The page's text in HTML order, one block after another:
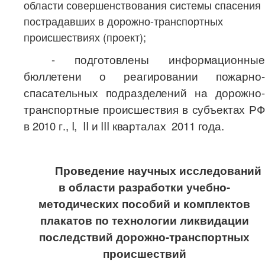
области совершенствования системы спасения
пострадавших в дорожно-транспортных
происшествиях (проект);
- подготовлены информационные
бюллетени о реагировании пожарно-
спасательных подразделений на дорожно-
транспортные происшествия в субъектах РФ
в 2010 г., I, II и III кварталах 2011 года.
Проведение научных исследований
в области разработки учебно-
методических пособий и комплектов
плакатов по технологии ликвидации
последствий дорожно-транспортных
происшествий